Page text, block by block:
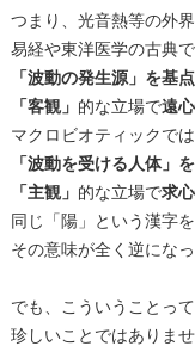
つまり、光音熱等の外
易経や東洋医学の古典
「波動の発生源」を基点
「客観」 的な立場で遠
マクロビオティックでは
「波動を受ける人体」
「主観」 的な立場で求
同じ「陽」という漢字
その意味が全く逆にな
でも、こういうことっ
珍しいことではありませ